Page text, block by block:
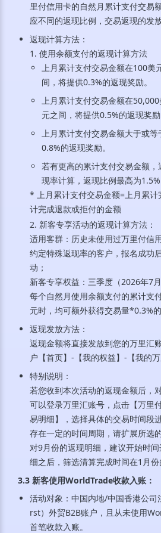
里付信用卡的自然月累计支付交易
应不同的返现比例，交易返现的发
返现计算方法：
1. 使用余额支付的返现计算方法
上月累计支付交易金额在100美
间，将提供0.3%的返现奖励。
上月累计支付交易金额在
元之间，将提供0.5%的返现奖励
上月累计支付交易金额大于或
0.8%的返现奖励。
若有更高的累计支付交易金额
现率计算，返现比例最高为1.5%
* 上月累计支付交易金额=上月累
计完成退款或拒付的金额
2. 新客专享活动的返现计算方法：
适用客群：历史未使用过万里付信
约定特殊返现率的客户，报名成功
动；
新客专享权益：三季度（2026年7
每个自然月使用余额支付的累计支
元时，均可额外获得交易量*0.3%的
返现发放方法：
返现金额将直接发放到您的万里汇
户【首页】-【我的权益】-【我的
特别说明：
若您收到本次活动的返现金额后，
可以登录万里汇账号，点击【万里
易明细】，选择具体的交易时间段
存在一定的时间周期，请扩展所选
对9月份的返现明细，建议开始时
细之后，筛选清算完成时间在1月份
3.3 新客使用WorldTrade收款入账 ：
活动对象：中国内地/中国香港公
rst）外贸B2B账户，且从未使用
首笔收款入账。